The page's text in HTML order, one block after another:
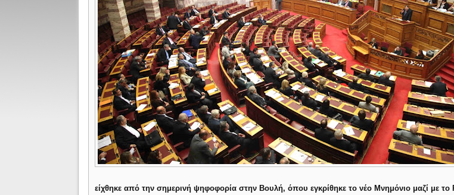
είχθηκε από την σημερινή ψηφοφορία στην Βουλή, όπου εγκρίθηκε το νέο Μνημόνιο μαζί με το